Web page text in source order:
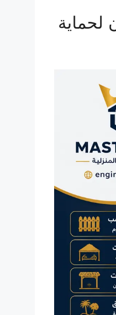
في جيزان لحماية